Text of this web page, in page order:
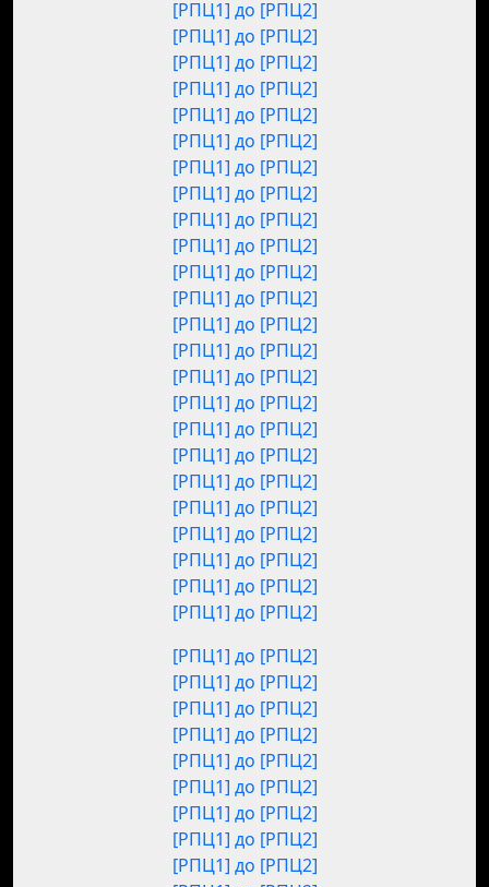
[РПЦ1] до [РПЦ2]
[РПЦ1] до [РПЦ2]
[РПЦ1] до [РПЦ2]
[РПЦ1] до [РПЦ2]
[РПЦ1] до [РПЦ2]
[РПЦ1] до [РПЦ2]
[РПЦ1] до [РПЦ2]
[РПЦ1] до [РПЦ2]
[РПЦ1] до [РПЦ2]
[РПЦ1] до [РПЦ2]
[РПЦ1] до [РПЦ2]
[РПЦ1] до [РПЦ2]
[РПЦ1] до [РПЦ2]
[РПЦ1] до [РПЦ2]
[РПЦ1] до [РПЦ2]
[РПЦ1] до [РПЦ2]
[РПЦ1] до [РПЦ2]
[РПЦ1] до [РПЦ2]
[РПЦ1] до [РПЦ2]
[РПЦ1] до [РПЦ2]
[РПЦ1] до [РПЦ2]
[РПЦ1] до [РПЦ2]
[РПЦ1] до [РПЦ2]
[РПЦ1] до [РПЦ2]
[РПЦ1] до [РПЦ2]
[РПЦ1] до [РПЦ2]
[РПЦ1] до [РПЦ2]
[РПЦ1] до [РПЦ2]
[РПЦ1] до [РПЦ2]
[РПЦ1] до [РПЦ2]
[РПЦ1] до [РПЦ2]
[РПЦ1] до [РПЦ2]
[РПЦ1] до [РПЦ2]